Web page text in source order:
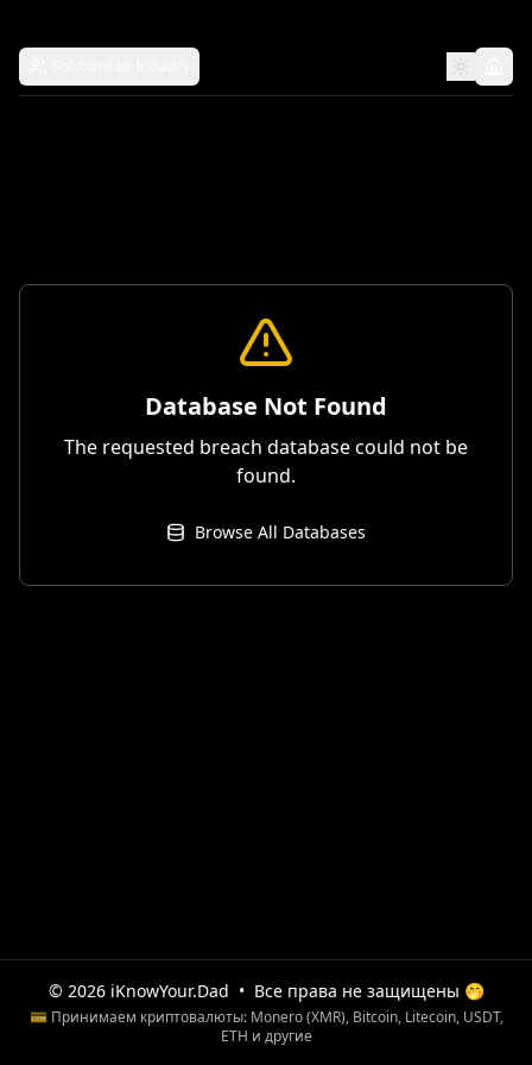
Database Not Found
The requested breach database could not be
found.
Browse All Databases
© 2026 iKnowYour.Dad • Все права не защищены 🤭
💳 Принимаем криптовалюты: Monero (XMR), Bitcoin, Litecoin, USDT,
ETH и другие